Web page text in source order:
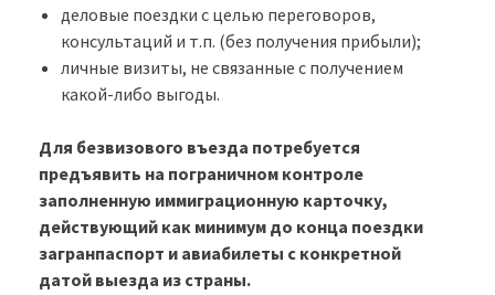
деловые поездки с целью переговоров,
консультаций и т.п. (без получения прибыли);
личные визиты, не связанные с получением
какой-либо выгоды.
Для безвизового въезда потребуется
предъявить на пограничном контроле
заполненную иммиграционную карточку,
действующий как минимум до конца поездки
загранпаспорт и авиабилеты с конкретной
датой выезда из страны.